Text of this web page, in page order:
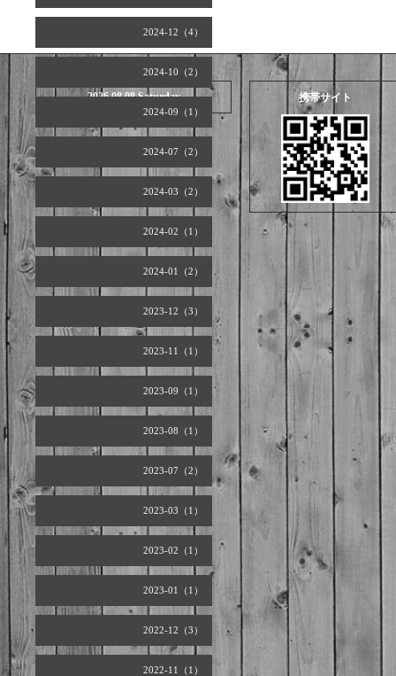
2024-12（4）
2024-10（2）
2024-09（1）
2024-07（2）
2024-03（2）
2024-02（1）
2024-01（2）
2023-12（3）
2023-11（1）
2023-09（1）
2023-08（1）
2023-07（2）
2023-03（1）
2023-02（1）
2023-01（1）
2022-12（3）
2022-11（1）
2026.08.08 Saturday 携帯サイト